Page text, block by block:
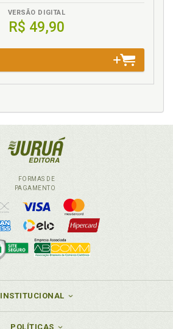
VERSÃO DIGITAL
R$ 49,90
FORMAS DE
PAGAMENTO
INSTITUCIONAL
POLÍTICAS